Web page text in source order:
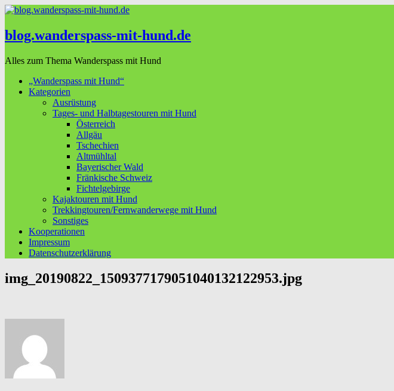
blog.wanderspass-mit-hund.de
Alles zum Thema Wanderspass mit Hund
„Wanderspass mit Hund“
Kategorien
Ausrüstung
Tages- und Halbtagestouren mit Hund
Österreich
Allgäu
Tschechien
Altmühltal
Bayerischer Wald
Fränkische Schweiz
Fichtelgebirge
Kajaktouren mit Hund
Trekkingtouren/Fernwanderwege mit Hund
Sonstiges
Kooperationen
Impressum
Datenschutzerklärung
img_20190822_1509377179051040132122953.jpg